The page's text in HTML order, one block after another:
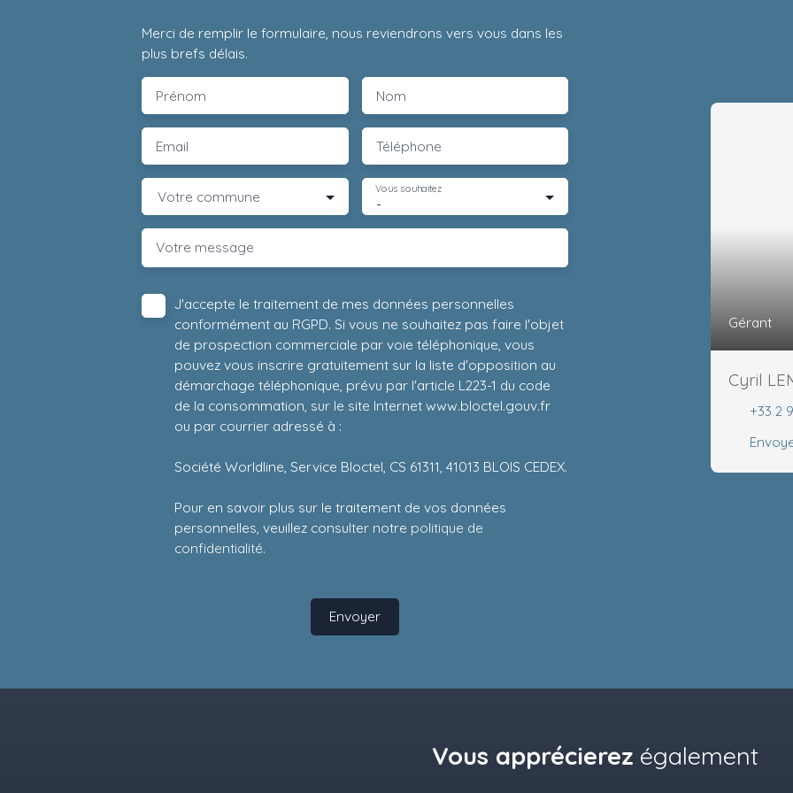
Merci de remplir le formulaire, nous reviendrons vers vous dans les
plus brefs délais.
Prénom Nom
Email Téléphone
Votre commune -
Vous souhaitez
Votre message
J'accepte le traitement de mes données personnelles
conformément au RGPD. Si vous ne souhaitez pas faire l'objet
de prospection commerciale par voie téléphonique, vous
pouvez vous inscrire gratuitement sur la liste d'opposition au
démarchage téléphonique, prévu par l'article L223-1 du code
de la consommation, sur le site Internet www.bloctel.gouv.fr
ou par courrier adressé à :
Société Worldline, Service Bloctel, CS 61311, 41013 BLOIS CEDEX.
Pour en savoir plus sur le traitement de vos données
personnelles, veuillez consulter notre politique de
confidentialité.
Envoyer
Gérant
Cyril
+33 2
Vous apprécierez également